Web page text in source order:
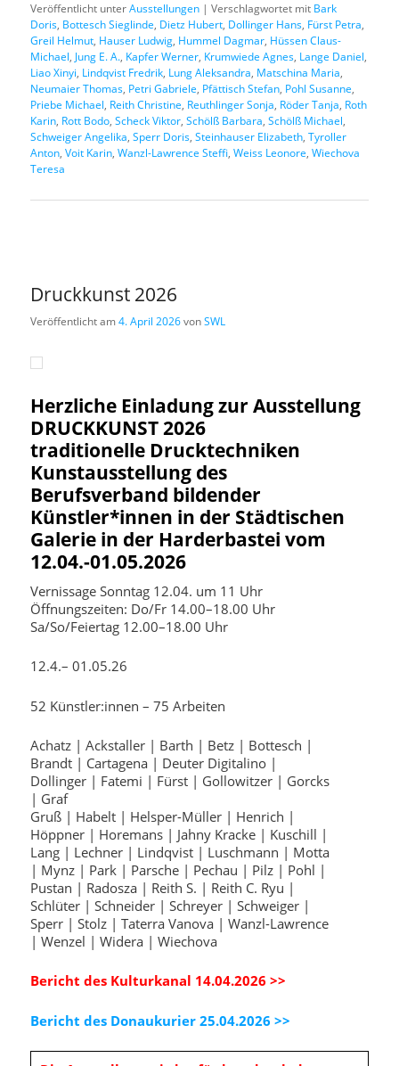
Veröffentlicht unterAusstellungen |Verschlagwortet mit Bark
Doris, Bottesch Sieglinde, Dietz Hubert, Dollinger Hans, Fürst Petra,
Greil Helmut, Hauser Ludwig, Hummel Dagmar, Hüssen Claus-
Michael,Jung E. A., Kapfer Werner, Krumwiede Agnes, Lange Daniel,
Liao Xinyi, Lindqvist Fredrik, Lung Aleksandra, Matschina Maria,
Neumaier Thomas, Petri Gabriele, Pfättisch Stefan, Pohl Susanne,
Priebe Michael, Reith Christine, Reuthlinger Sonja, Röder Tanja, Roth
Karin, Rott Bodo,Scheck Viktor,Schölß Barbara,Schölß Michael,
Schweiger Angelika,Sperr Doris,Steinhauser Elizabeth,Tyroller
Anton,Voit Karin,Wanzl-Lawrence Steffi,Weiss Leonore,Wiechova
Teresa
Druckkunst 2026
Veröffentlicht am4. April 2026vonSWL
Herzliche Einladung zur Ausstellung
DRUCKKUNST 2026
traditionelle Drucktechniken
Kunstausstellung des
Berufsverband bildender
Künstler*innen in der Städtischen
Galerie in der Harderbastei vom
12.04.-01.05.2026
Vernissage Sonntag 12.04. um 11 Uhr
Öffnungszeiten: Do/Fr 14.00–18.00 Uhr
Sa/So/Feiertag 12.00–18.00 Uhr
12.4.– 01.05.26
52 Künstler:innen – 75 Arbeiten
Achatz | Ackstaller | Barth | Betz | Bottesch |
Brandt | Cartagena | Deuter Digitalino |
Dollinger | Fatemi | Fürst | Gollowitzer | Gorcks
| Graf
Gruß | Habelt | Helsper-Müller | Henrich |
Höppner | Horemans | Jahny Kracke | Kuschill |
Lang | Lechner | Lindqvist | Luschmann | Motta
| Mynz | Park | Parsche | Pechau | Pilz | Pohl |
Pustan | Radosza | Reith S. | Reith C. Ryu |
Schlüter | Schneider | Schreyer | Schweiger |
Sperr | Stolz | Taterra Vanova | Wanzl-Lawrence
| Wenzel | Widera | Wiechova
Bericht des Kulturkanal 14.04.2026 >>
Bericht des Donaukurier 25.04.2026 >>